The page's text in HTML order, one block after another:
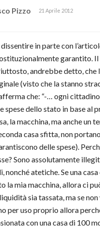
Pizzo 21 Aprile 2012
in parte con
garantito.
andrebbe detto, che
(visto che la stanno
che: “-… ogni cittadino
spese dello stato in base al
la macchina, ma anche un
casa sfitta, non
delle spese).
Sono assolutamente
nonché atetiche. Se una
la mia macchina, allora ci
sia tassata, ma se
per uso proprio allora
con una casa di 100